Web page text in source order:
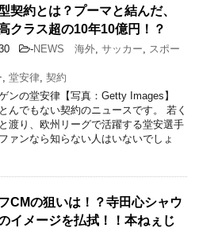
契約とは？プーマと結んだ、
クラス超の10年10億円！？
-NEWS 海外 サッカー
スポー
堂安律 契約
ンの堂安律【写真：Getty Images】
んでもない契約のニュースです。 若く
渡り、欧州リーグで活躍する堂安選手
ァンなら知らない人はいないでしょ
CMの狙いは！？寺田心シャウ
イメージを払拭！！本ねぇじ